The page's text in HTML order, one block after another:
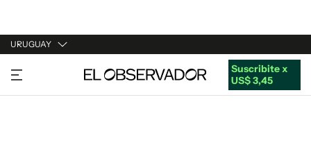
URUGUAY
URUGUAY
ARGENTINA
Suscribite x
US$ 3,45